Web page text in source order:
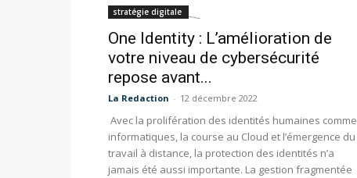
stratégie digitale
One Identity : L’amélioration de
votre niveau de cybersécurité
repose avant...
La Redaction - 12 décembre 2022
Avec la prolifération des identités humaines comme
informatiques, la course au Cloud et l’émergence du
travail à distance, la protection des identités n’a
jamais été aussi importante. La gestion fragmentée